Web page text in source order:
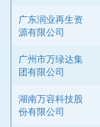
广东润业再生资
源有限公司
广州市万绿达集
团有限公司
湖南万容科技股
份有限公司